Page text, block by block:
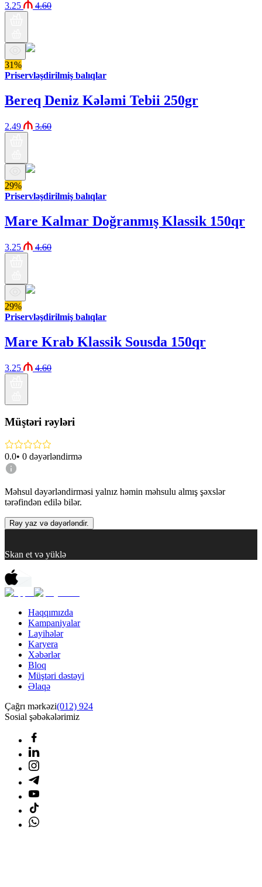
3.25 4.60
31%
Priservləşdirilmiş balıqlar
Bereq Deniz Kələmi Tebii 250gr
2.49 3.60
29%
Priservləşdirilmiş balıqlar
Mare Kalmar Doğranmış Klassik 150qr
3.25 4.60
29%
Priservləşdirilmiş balıqlar
Mare Krab Klassik Sousda 150qr
3.25 4.60
Müştəri rəyləri
0.0• 0 dəyərləndirmə
Məhsul dəyərləndirməsi yalnız həmin məhsulu almış şəxslər
tərəfindən edilə bilər.
Rəy yaz və dəyərləndir.
Skan et və yüklə
Haqqımızda
Kampaniyalar
Layihələr
Karyera
Xəbərlər
Bloq
Müştəri dəstəyi
Əlaqə
Çağrı mərkəzi(012) 924
Sosial şəbəkələrimiz